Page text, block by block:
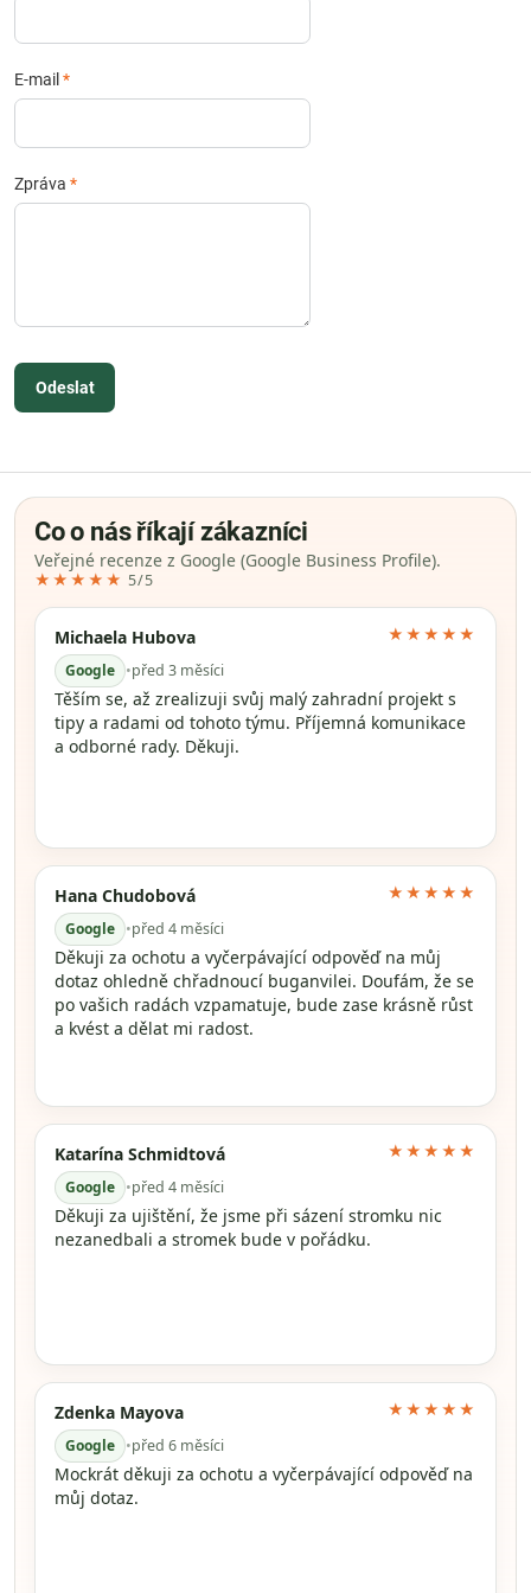
E-mail *
Zpráva *
Odeslat
Co o nás říkají zákazníci
Veřejné recenze z Google (Google Business Profile).
★★★★★ 5/5
Michaela Hubova
Google •před 3 měsíci
★★★★★
Těším se, až zrealizuji svůj malý zahradní projekt s
tipy a radami od tohoto týmu. Příjemná komunikace
a odborné rady. Děkuji.
Hana Chudobová
Google •před 4 měsíci
★★★★★
Děkuji za ochotu a vyčerpávající odpověď na můj
dotaz ohledně chřadnoucí buganvilei. Doufám, že se
po vašich radách vzpamatuje, bude zase krásně růst
a kvést a dělat mi radost.
Katarína Schmidtová
Google •před 4 měsíci
★★★★★
Děkuji za ujištění, že jsme při sázení stromku nic
nezanedbali a stromek bude v pořádku.
Zdenka Mayova
Google •před 6 měsíci
★★★★★
Mockrát děkuji za ochotu a vyčerpávající odpověď na
můj dotaz.